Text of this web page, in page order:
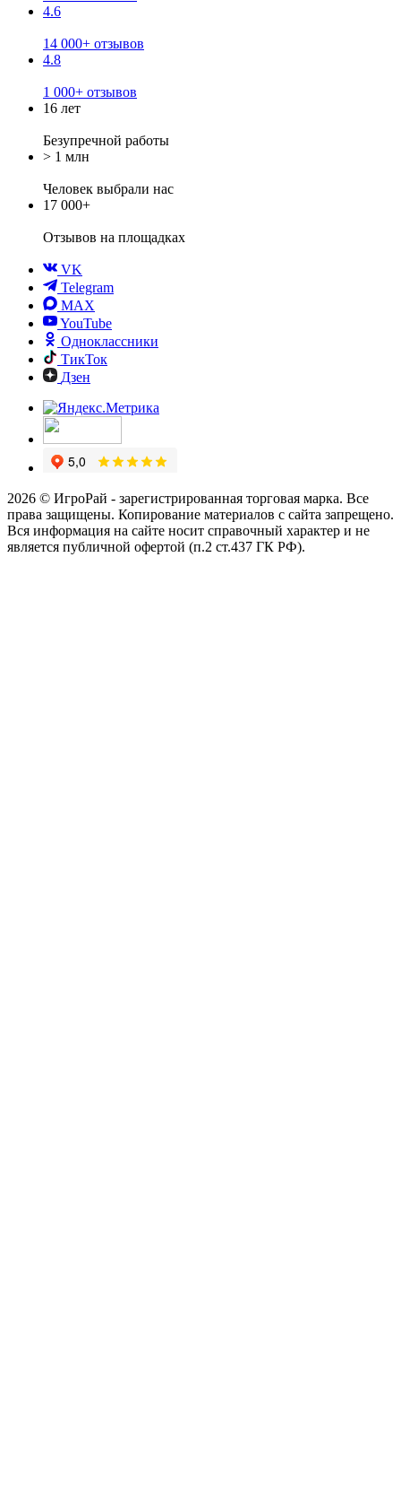
4.6
14 000+ отзывов
4.8
1 000+ отзывов
16 лет
Безупречной работы
> 1 млн
Человек выбрали нас
17 000+
Отзывов на площадках
VK
Telegram
MAX
YouTube
Одноклассники
ТикТок
Дзен
2026 © ИгроРай - зарегистрированная торговая марка. Все
права защищены. Копирование материалов с сайта запрещено.
Вся информация на сайте носит справочный характер и не
является публичной офертой (п.2 ст.437 ГК РФ).